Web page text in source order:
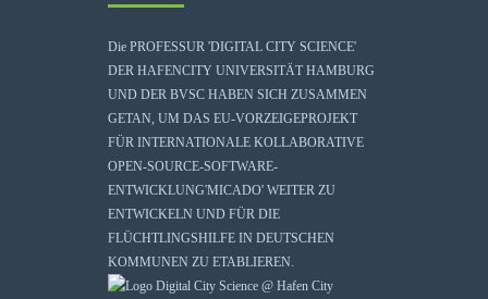
Die PROFESSUR 'DIGITAL CITY SCIENCE'
DER HAFENCITY UNIVERSITÄT HAMBURG
UND DER BVSC HABEN SICH ZUSAMMEN
GETAN, UM DAS EU-VORZEIGEPROJEKT
FÜR INTERNATIONALE KOLLABORATIVE
OPEN-SOURCE-SOFTWARE-
ENTWICKLUNG'MICADO' WEITER ZU
ENTWICKELN UND FÜR DIE
FLÜCHTLINGSHILFE IN DEUTSCHEN
KOMMUNEN ZU ETABLIEREN.